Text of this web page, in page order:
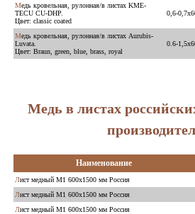
Медь кровельная, рулонная/в листах KME-
TECU CU-DHP.
Цвет: classic coated
0,6-
Медь кровельная, рулонная/в листах Aurubis-
Luvata.
Цвет: Braun, green, blue, brass, royal
0.6-
Медь в листах
Наименование
Лист медный М1 600х1500 мм Россия
Лист медный М1 600х1500 мм Россия
Лист медный М1 600х1500 мм Россия